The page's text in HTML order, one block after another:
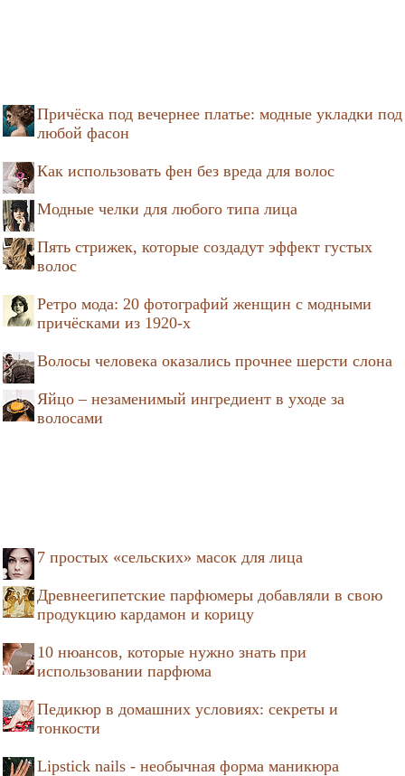
Причёска под вечернее платье: модные укладки под
любой фасон
Как использовать фен без вреда для волос
Модные челки для любого типа лица
Пять стрижек, которые создадут эффект густых
волос
Ретро мода: 20 фотографий женщин с модными
причёсками из 1920-х
Волосы человека оказались прочнее шерсти слона
Яйцо – незаменимый ингредиент в уходе за
волосами
7 простых «сельских» масок для лица
Древнеегипетские парфюмеры добавляли в свою
продукцию кардамон и корицу
10 нюансов, которые нужно знать при
использовании парфюма
Педикюр в домашних условиях: секреты и
тонкости
Lipstick nails - необычная форма маникюра